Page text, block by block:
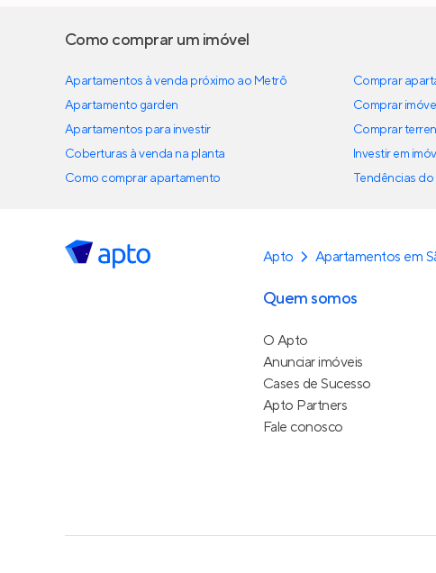
Como comprar um imóvel
Apartamentos à venda próximo ao Metrô
Apartamento garden
Apartamentos para investir
Coberturas à venda na planta
Como comprar apartamento
Comprar
Comprar
Comprar
Investir em
Tendências
Apto Apartamentos em
Quem somos
O Apto
Anunciar imóveis
Cases de Sucesso
Apto Partners
Fale conosco